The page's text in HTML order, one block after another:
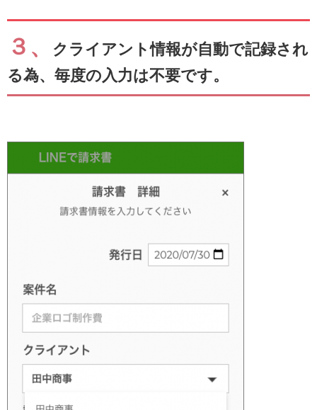
３、
クライアント情報が自動で記録され
る為、毎度の入力は不要です。